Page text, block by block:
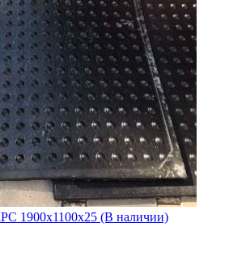
1900x1100x25 (В наличии)